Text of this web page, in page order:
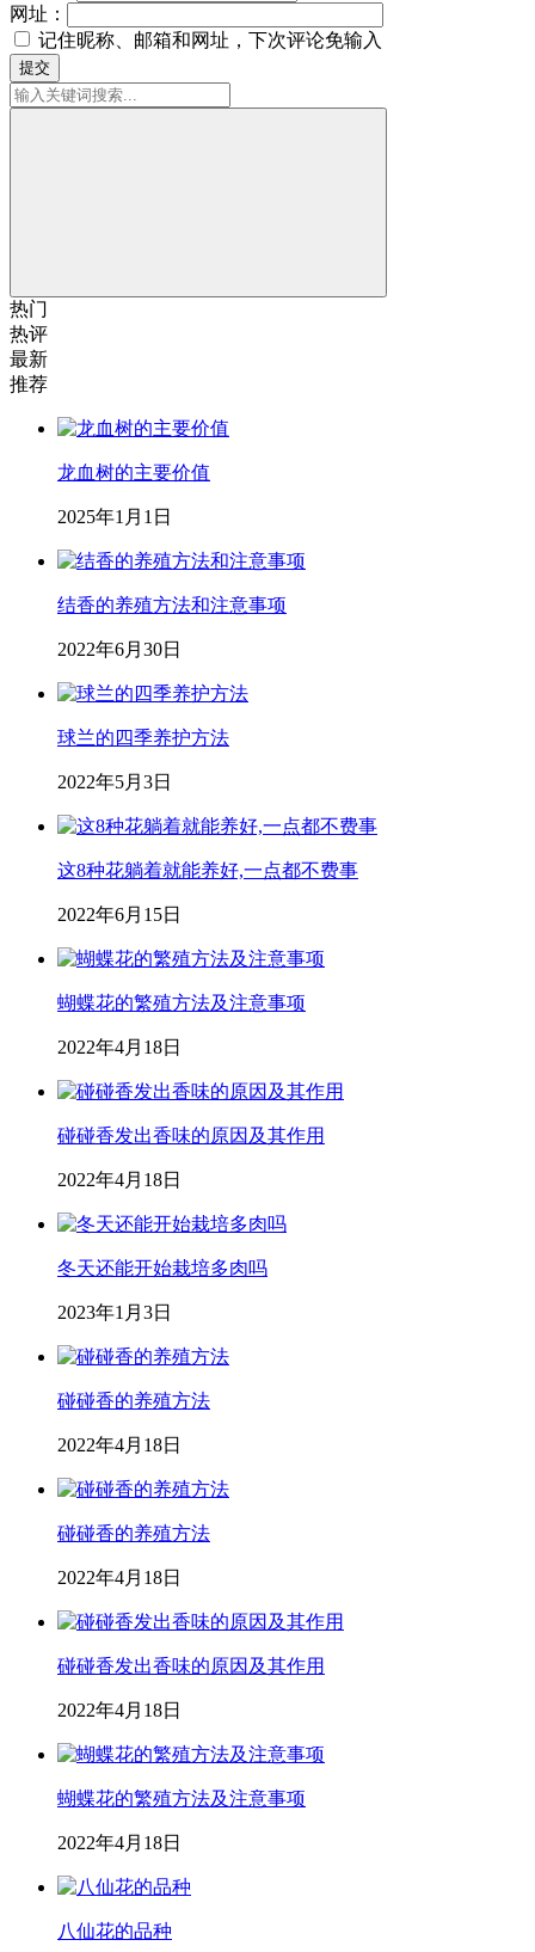
网址：
记住昵称、邮箱和网址，下次评论免输入
提交
热门
热评
最新
推荐
龙血树的主要价值
2025年1月1日
结香的养殖方法和注意事项
2022年6月30日
球兰的四季养护方法
2022年5月3日
这8种花躺着就能养好,一点都不费事
2022年6月15日
蝴蝶花的繁殖方法及注意事项
2022年4月18日
碰碰香发出香味的原因及其作用
2022年4月18日
冬天还能开始栽培多肉吗
2023年1月3日
碰碰香的养殖方法
2022年4月18日
碰碰香的养殖方法
2022年4月18日
碰碰香发出香味的原因及其作用
2022年4月18日
蝴蝶花的繁殖方法及注意事项
2022年4月18日
八仙花的品种